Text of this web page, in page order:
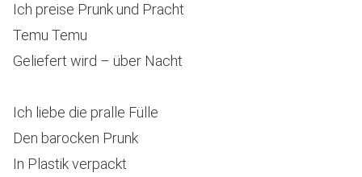
Ich preise Prunk und Pracht
Temu Temu
Geliefert wird – über Nacht
Ich liebe die pralle Fülle
Den barocken Prunk
In Plastik verpackt